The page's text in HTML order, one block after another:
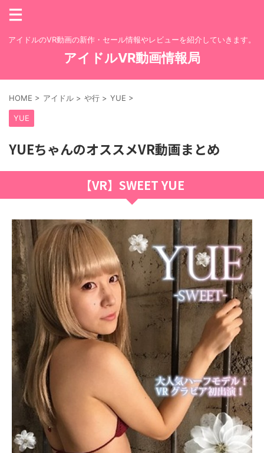
アイドルのVR動画の新作・セール情報やレビューを紹介していきます。
アイドルVR動画情報局
HOME > アイドル > や行 > YUE >
YUE
YUEちゃんのオススメVR動画まとめ
【VR】SWEET YUE